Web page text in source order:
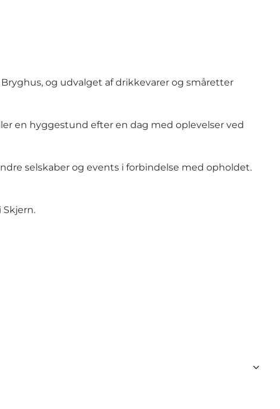
og udvalget af drikkevarer og småretter
en hyggestund efter en dag med oplevelser ved
selskaber og events i forbindelse med opholdet.